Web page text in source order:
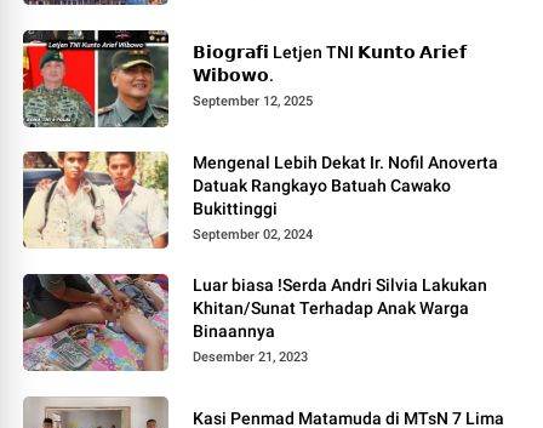
𝗕𝗶𝗼𝗴𝗿𝗮𝗳𝗶 Letjen TNI 𝗞𝘂𝗻𝘁𝗼 𝗔𝗿𝗶𝗲𝗳
𝗪𝗶𝗯𝗼𝘄𝗼.
September 12, 2025
Mengenal Lebih Dekat Ir. Nofil Anoverta
Datuak Rangkayo Batuah Cawako
Bukittinggi
September 02, 2024
Luar biasa !Serda Andri Silvia Lakukan
Khitan/Sunat Terhadap Anak Warga
Binaannya
Desember 21, 2023
Kasi Penmad Matamuda di MTsN 7 Lima